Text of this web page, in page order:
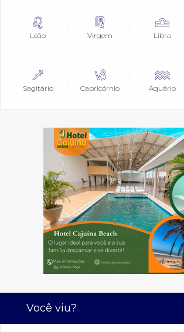
Leão Virgem Libra
Sagitário Capricórnio Aquário
Você viu?